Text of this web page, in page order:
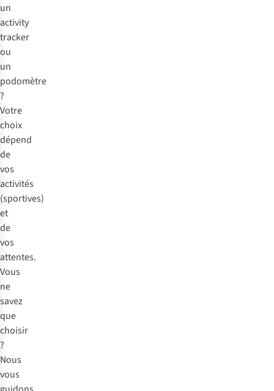
un
activity
tracker
ou
un
podomètre
?
Votre
choix
dépend
de
vos
activités
(sportives)
et
de
vos
attentes.
Vous
ne
savez
que
choisir
?
Nous
vous